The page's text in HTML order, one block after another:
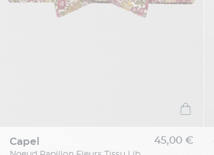
capel 45,00 €